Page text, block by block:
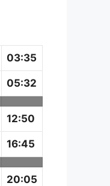
03:35
05:32
12:50
16:45
20:05